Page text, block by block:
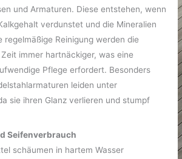
und Armaturen. Diese entstehen, wenn
verdunstet und die Mineralien
regelmäßige Reinigung werden die
immer hartnäckiger, was eine
Pflege erfordert. Besonders
leiden unter
sie ihren Glanz verlieren und stumpf
Seifenverbrauch
schäumen in hartem Wasser